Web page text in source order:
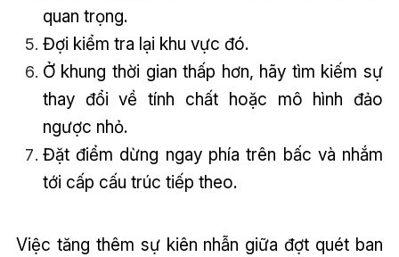
quan trọng.
Đợi kiểm tra lại khu vực đó.
Ở khung thời gian thấp hơn, hãy tìm kiếm sự
thay đổi về tính chất hoặc mô hình đảo
ngược nhỏ.
Đặt điểm dừng ngay phía trên bấc và nhắm
tới cấp cấu trúc tiếp theo.
Việc tăng thêm sự kiên nhẫn giữa đợt quét ban